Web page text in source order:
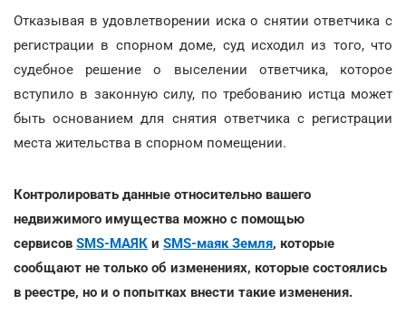
Отказывая в удовлетворении иска о снятии ответчика с
регистрации в спорном доме, суд исходил из того, что
судебное решение о выселении ответчика, которое
вступило в законную силу, по требованию истца может
быть основанием для снятия ответчика с регистрации
места жительства в спорном помещении.
Контролировать данные относительно вашего
недвижимого имущества можно с помощью
сервисов SMS-МАЯК и SMS-маяк Земля, которые
сообщают не только об изменениях, которые состоялись
в реестре, но и о попытках внести такие изменения.